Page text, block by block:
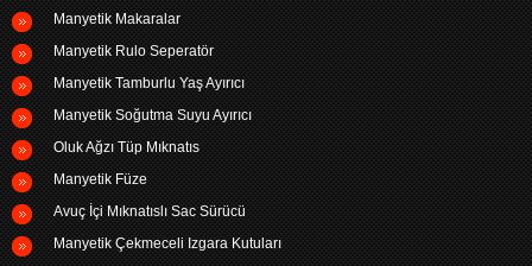
Manyetik Makaralar
Manyetik Rulo Seperatör
Manyetik Tamburlu Yaş Ayırıcı
Manyetik Soğutma Suyu Ayırıcı
Oluk Ağzı Tüp Mıknatıs
Manyetik Füze
Avuç İçi Mıknatıslı Sac Sürücü
Manyetik Çekmeceli Izgara Kutuları